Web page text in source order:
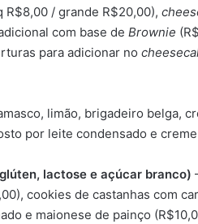
R$8,00 / grande R$20,00),
com base de Brownie
para adicionar no
limão, brigadeiro belga,
por leite condensado e
lactose e açúcar branco)
cookies de castanhas com
e maionese de painço